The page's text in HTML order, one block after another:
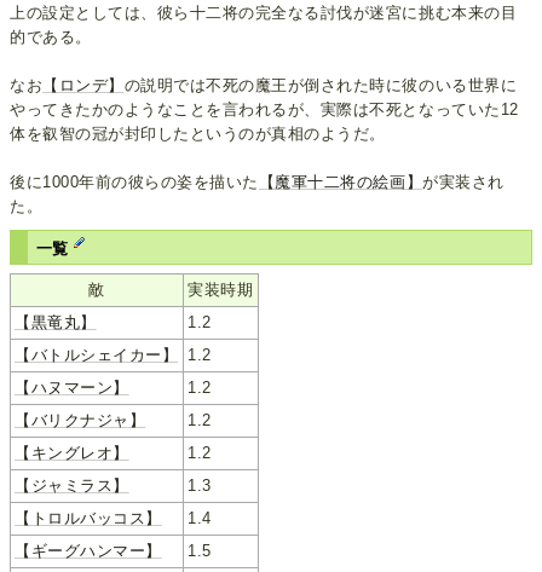
上の設定としては、彼ら十二将の完全なる討伐が迷宮に挑む本来の目
的である。
なお 【ロンデ】 の説明では不死の魔王が倒された時に彼のいる世界に
やってきたかのようなことを言われるが、実際は不死となっていた12
体を叡智の冠が封印したというのが真相のようだ。
後に1000年前の彼らの姿を描いた 【魔軍十二将の絵画】が実装され
た。
一覧
敵
実装時期
【黒竜丸】
1.2
【バトルシェイカー】
1.2
【ハヌマーン】
1.2
【バリクナジャ】
1.2
【キングレオ】
1.2
【ジャミラス】
1.3
【トロルバッコス】
1.4
【ギーグハンマー】
1.5